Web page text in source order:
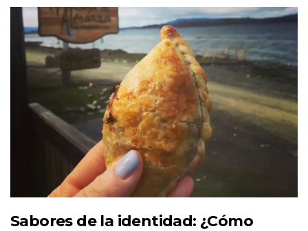
Sabores de la identidad: ¿Cómo